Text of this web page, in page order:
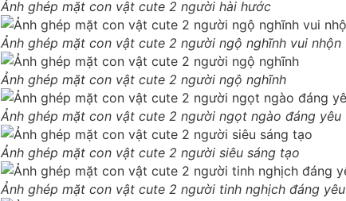
Ảnh ghép mặt con vật cute 2 người hài hước
Ảnh ghép mặt con vật cute 2 người ngộ nghĩnh vui nhộn
Ảnh ghép mặt con vật cute 2 người ngộ nghĩnh
Ảnh ghép mặt con vật cute 2 người ngọt ngào đáng yêu
Ảnh ghép mặt con vật cute 2 người siêu sáng tạo
Ảnh ghép mặt con vật cute 2 người tinh nghịch đáng yêu